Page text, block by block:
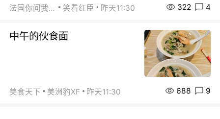
法国你问我答 笑看红臣 昨天11:30 322 4
中午的伙食面
美食天下 美洲豹XF 昨天11:30 688 9